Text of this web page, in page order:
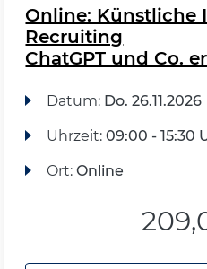
Online: Künstliche
Recruiting
ChatGPT und Co.
Datum: Do. 26.11.2026
Uhrzeit: 09:00 - 15:30
Ort: Online